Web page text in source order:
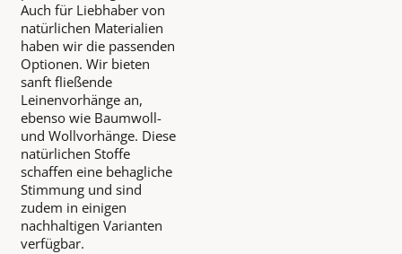
Auch für Liebhaber von
natürlichen Materialien
haben wir die passenden
Optionen. Wir bieten
sanft fließende
Leinenvorhänge an,
ebenso wie Baumwoll-
und Wollvorhänge. Diese
natürlichen Stoffe
schaffen eine behagliche
Stimmung und sind
zudem in einigen
nachhaltigen Varianten
verfügbar.